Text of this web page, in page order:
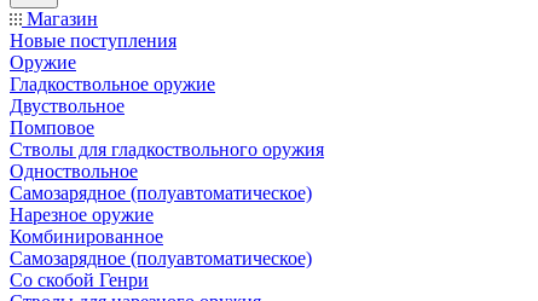
Магазин
Новые поступления
Оружие
Гладкоствольное оружие
Двуствольное
Помповое
Стволы для гладкоствольного оружия
Одноствольное
Самозарядное (полуавтоматическое)
Нарезное оружие
Комбинированное
Самозарядное (полуавтоматическое)
Со скобой Генри